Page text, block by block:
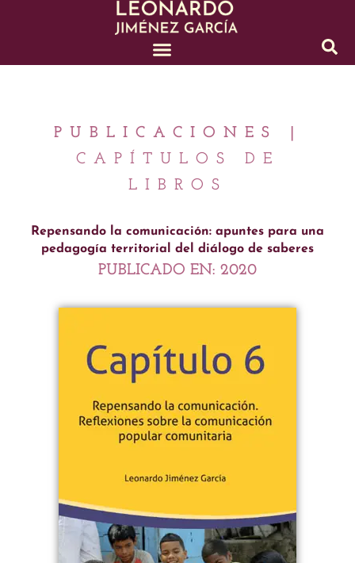
PUBLICACIONES |
CAPÍTULOS DE
LIBROS
Repensando la comunicación: apuntes para una
pedagogía territorial del diálogo de saberes
PUBLICADO EN: 2020